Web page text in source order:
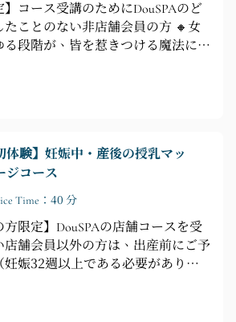
】コース受講のためにDouSPAのど
ことのない非店舗会員の方 🔸女
段階が、皆を惹きつける魔法にな
コースのハイライト】全身リラク
性のバランス」エッセンシャルオ
前面と背面のリラックスマッサー
体験】妊娠中・産後の授乳マッ
ジコース
Time：40 分
方限定】DouSPAの店舗コースを受
舗会員以外の方は、出産前にご予
娠32週以上である必要がありま
次の食事の心配も、胸の大きな2
しましょう！🔸【マッサージのハイ